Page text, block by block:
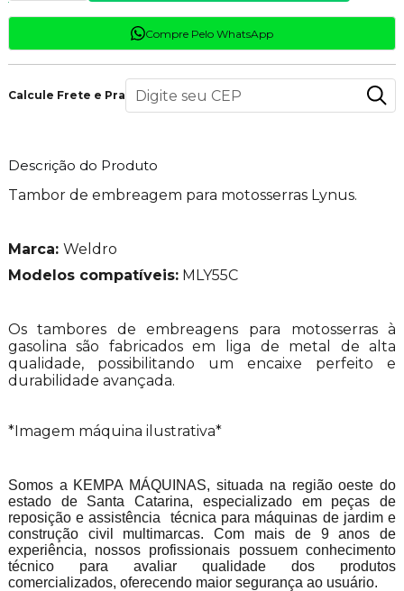
Compre Pelo WhatsApp
Calcule Frete e Prazo
Descrição do Produto
Tambor de embreagem para motosserras Lynus.
Marca: Weldro
Modelos compatíveis:MLY55C
Os tambores de embreagens para motosserras à
gasolina são fabricados em liga de metal de alta
qualidade, possibilitando um encaixe perfeito e
durabilidade avançada.
*Imagem máquina ilustrativa*
Somos a KEMPA MÁQUINAS, situada na região oeste do
estado de Santa Catarina, especializado em peças de
reposição e assistência técnica para máquinas de jardim e
construção civil multimarcas. Com mais de 9 anos de
experiência, nossos profissionais possuem conhecimento
técnico para avaliar qualidade dos produtos
comercializados, oferecendo maior segurança ao usuário.